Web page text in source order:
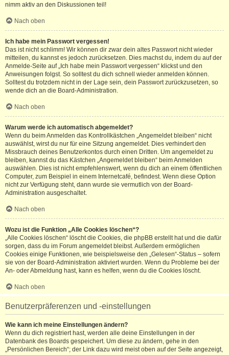
nimm aktiv an den Diskussionen teil!
Nach oben
Ich habe mein Passwort vergessen!
Das ist nicht schlimm! Wir können dir zwar dein altes Passwort nicht wieder
mitteilen, du kannst es jedoch zurücksetzen. Dies machst du, indem du auf der
Anmelde-Seite auf „Ich habe mein Passwort vergessen“ klickst und den
Anweisungen folgst. So solltest du dich schnell wieder anmelden können.
Solltest du trotzdem nicht in der Lage sein, dein Passwort zurückzusetzen, so
wende dich an die Board-Administration.
Nach oben
Warum werde ich automatisch abgemeldet?
Wenn du beim Anmelden das Kontrollkästchen „Angemeldet bleiben“ nicht
auswählst, wirst du nur für eine Sitzung angemeldet. Dies verhindert den
Missbrauch deines Benutzerkontos durch einen Dritten. Um angemeldet zu
bleiben, kannst du das Kästchen „Angemeldet bleiben“ beim Anmelden
auswählen. Dies ist nicht empfehlenswert, wenn du dich an einem öffentlichen
Computer, zum Beispiel in einem Internetcafé, befindest. Wenn diese Option
nicht zur Verfügung steht, dann wurde sie vermutlich von der Board-
Administration ausgeschaltet.
Nach oben
Wozu ist die Funktion „Alle Cookies löschen“?
„Alle Cookies löschen“ löscht die Cookies, die phpBB erstellt hat und die dafür
sorgen, dass du im Forum angemeldet bleibst. Außerdem ermöglichen
Cookies einige Funktionen, wie beispielsweise den „Gelesen“-Status – sofern
sie von der Board-Administration aktiviert wurden. Wenn du Probleme bei der
An- oder Abmeldung hast, kann es helfen, wenn du die Cookies löscht.
Nach oben
Benutzerpräferenzen und -einstellungen
Wie kann ich meine Einstellungen ändern?
Wenn du dich registriert hast, werden alle deine Einstellungen in der
Datenbank des Boards gespeichert. Um diese zu ändern, gehe in den
„Persönlichen Bereich“; der Link dazu wird meist oben auf der Seite angezeigt,